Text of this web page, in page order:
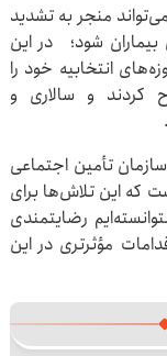
منجر به تشدید
شود؛ در این
انتخابیه خود را
کردند و سالاری و
تأمین اجتماعی
که این تلاش‌ها برای
رضایتمندی
مؤثرتری در این